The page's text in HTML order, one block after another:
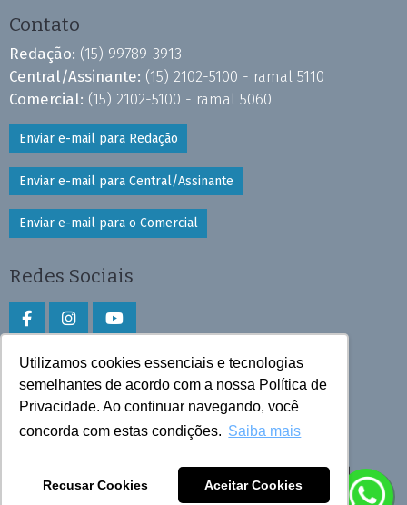
Utilizamos cookies essenciais e tecnologias
semelhantes de acordo com a nossa Política de
Privacidade. Ao continuar navegando, você
concorda com estas condições. Saiba mais
Recusar Cookies Aceitar Cookies
Contato
Redação: (15) 99789-3913
Central/Assinante: (15) 2102-5100 - ramal 5110
Comercial: (15) 2102-5100 - ramal 5060
Enviar e-mail para Redação
Enviar e-mail para Central/Assinante
Enviar e-mail para o Comercial
Redes Sociais
Faça download do aplicativo
Play Store e App Store
Todos os direitos reservados © 2025 Cruzeiro do Sul